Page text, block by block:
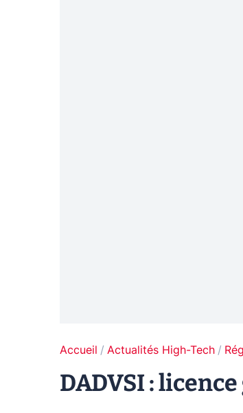
Accueil Actualités High-Tech
DADVSI :